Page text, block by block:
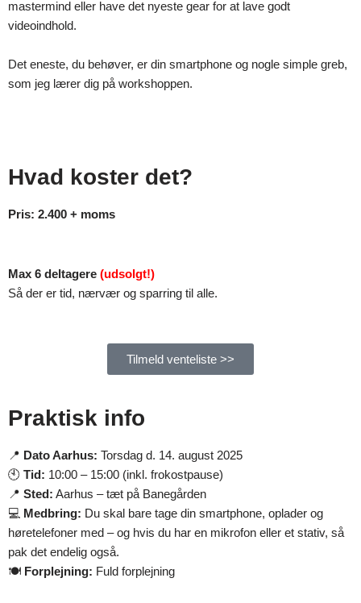
mastermind eller have det nyeste gear for at lave godt
videoindhold.
Det eneste, du behøver, er din smartphone og nogle simple greb,
som jeg lærer dig på workshoppen.
Hvad koster det?
Pris: 2.400 + moms
Max 6 deltagere (udsolgt!)
Så der er tid, nærvær og sparring til alle.
Tilmeld venteliste >>
Praktisk info
📍 Dato Aarhus: Torsdag d. 14. august 2025
🕙 Tid: 10:00 – 15:00 (inkl. frokostpause)
📍 Sted: Aarhus – tæt på Banegården
💻 Medbring: Du skal bare tage din smartphone, oplader og
høretelefoner med – og hvis du har en mikrofon eller et stativ, så
pak det endelig også.
🍽️ Forplejning: Fuld forplejning